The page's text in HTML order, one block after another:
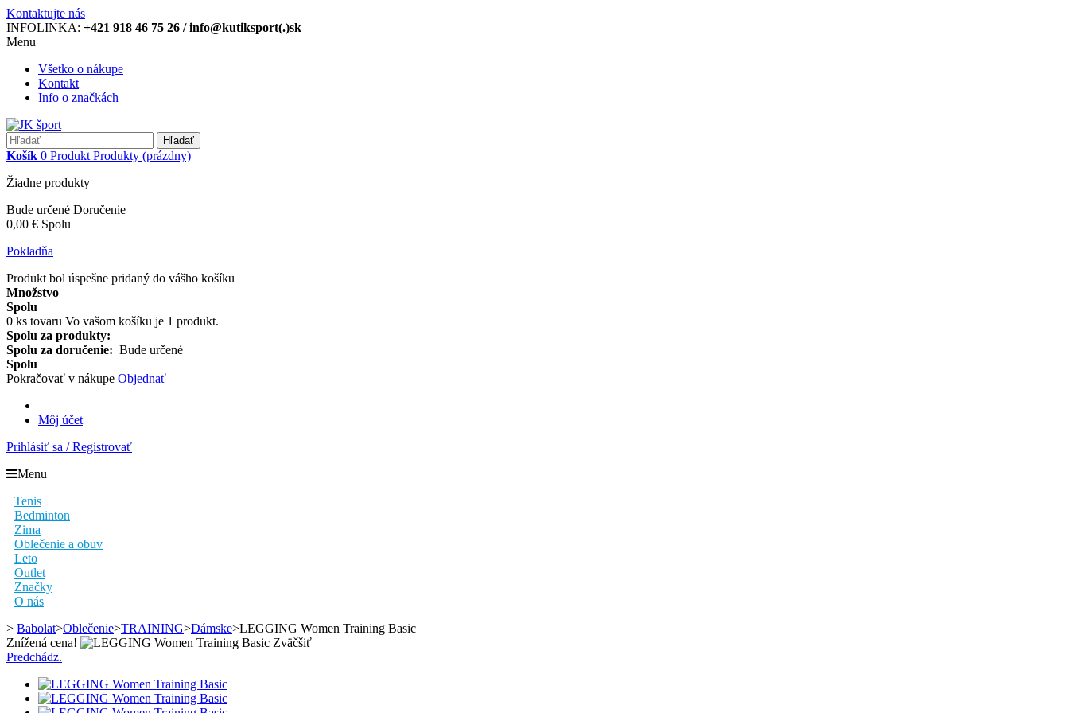
Kontaktujte nás
INFOLINKA: +421 918 46 75 26 / info@kutiksport(.)sk
Menu
Všetko o nákupe
Kontakt
Info o značkách
Hľadať
Košík 0 Produkt Produkty (prázdny)
Žiadne produkty
Bude určené Doručenie
0,00 € Spolu
Pokladňa
Produkt bol úspešne pridaný do vášho košíku
Množstvo
Spolu
0 ks tovaru Vo vašom košíku je 1 produkt.
Spolu za produkty:
Spolu za doručenie: Bude určené
Spolu
Pokračovať v nákupe Objednať
Môj účet
Prihlásiť sa / Registrovať
Menu
Tenis
Bedminton
Zima
Oblečenie a obuv
Leto
Outlet
Značky
O nás
> Babolat>Oblečenie>TRAINING>Dámske>LEGGING Women Training Basic
Znížená cena!
Zväčšiť
Predchádz.